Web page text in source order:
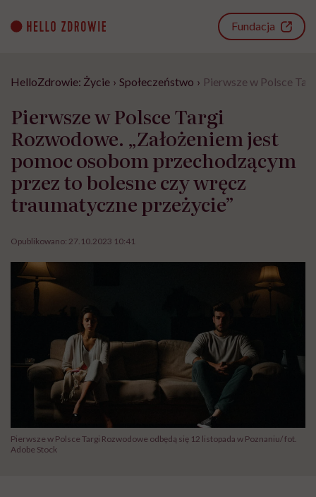
content
Fundacja
HelloZdrowie: Życie › Społeczeństwo › Pierwsze w Polsce
Pierwsze w Polsce Targi
Rozwodowe. „Założeniem jest
pomoc osobom przechodzącym
przez to bolesne czy wręcz
traumatyczne przeżycie”
Opublikowano: 27.10.2023 10:41
Pierwsze w Polsce Targi Rozwodowe odbędą się 12 listopada w Poznaniu/ fot.
Adobe Stock